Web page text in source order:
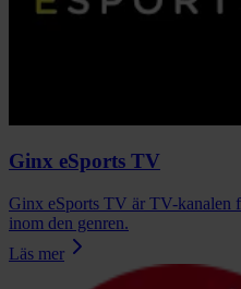
Ginx eSports TV
Ginx eSports TV är TV-kanalen
inom den genren.
Läs mer